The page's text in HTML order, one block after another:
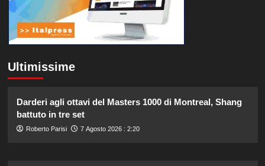
Ultimissime
Darderi agli ottavi del Masters 1000 di Montreal, Shang
battuto in tre set
Roberto Parisi 7 Agosto 2026 : 2:20